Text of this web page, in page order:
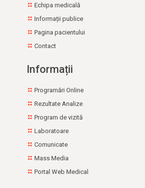
Integritate Instituțională
Buletine informative
populație
Programe naţionale de sănătate
Îngrijiri la domiciliu
Adrese utile
Echipa medicală
Informații publice
Pagina pacientului
Contact
Informații
Programări Online
Rezultate Analize
Program de vizită
Laboratoare
Comunicate
Mass Media
Portal Web Medical